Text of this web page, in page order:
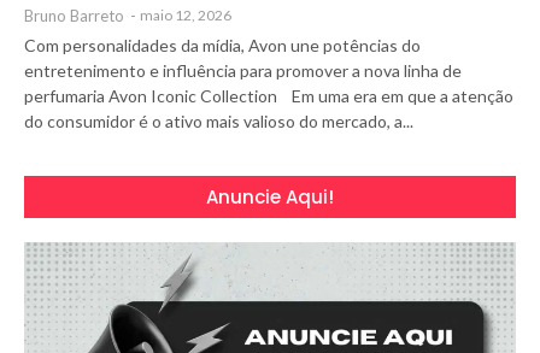
Bruno Barreto - maio 12, 2026
Com personalidades da mídia, Avon une potências do
entretenimento e influência para promover a nova linha de
perfumaria Avon Iconic Collection Em uma era em que a atenção
do consumidor é o ativo mais valioso do mercado, a...
Anuncie Aqui!